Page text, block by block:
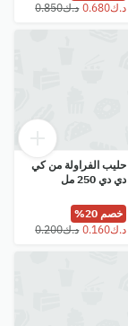
⁦د.ك0.850⁩
حليب الفراولة من كي
دي دي 250 مل
خصم 20%
⁦د.ك0.200⁩